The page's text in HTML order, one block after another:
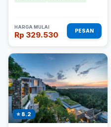
HARGA MULAI
Rp 329.530 PESAN
⭐ 8.2